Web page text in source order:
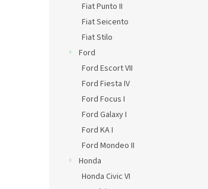
Fiat Punto II
Fiat Seicento
Fiat Stilo
Ford
Ford Escort VII
Ford Fiesta IV
Ford Focus I
Ford Galaxy I
Ford KA I
Ford Mondeo II
Honda
Honda Civic VI